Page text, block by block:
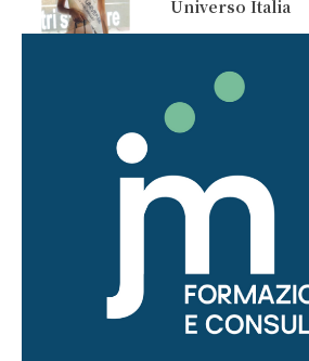
Universo Italia